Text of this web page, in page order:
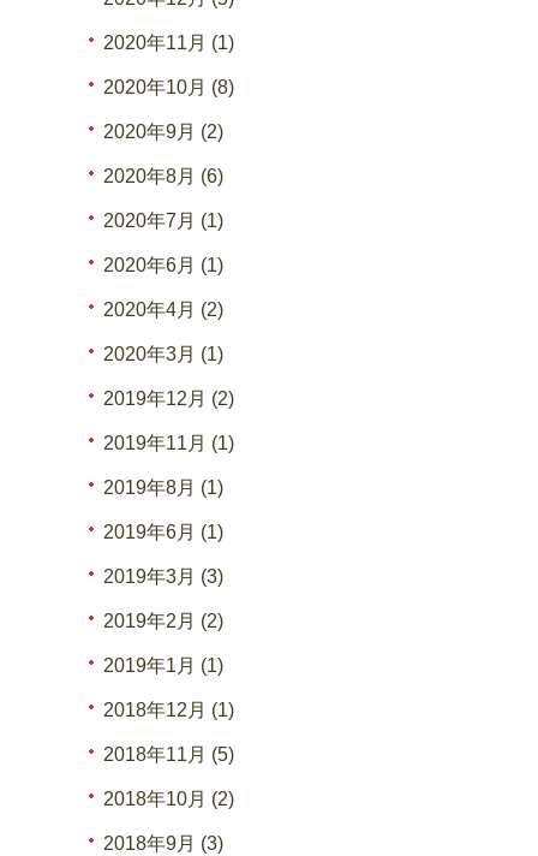
2020年11月 (1)
2020年10月 (8)
2020年9月 (2)
2020年8月 (6)
2020年7月 (1)
2020年6月 (1)
2020年4月 (2)
2020年3月 (1)
2019年12月 (2)
2019年11月 (1)
2019年8月 (1)
2019年6月 (1)
2019年3月 (3)
2019年2月 (2)
2019年1月 (1)
2018年12月 (1)
2018年11月 (5)
2018年10月 (2)
2018年9月 (3)